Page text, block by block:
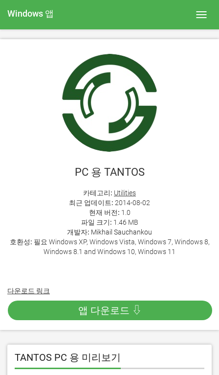
Windows 앱
PC 용 TANTOS
카테고리: Utilities
최근 업데이트: 2014-08-02
현재 버전: 1.0
파일 크기: 1.46 MB
개발자: Mikhail Sauchankou
호환성: 필요 Windows XP, Windows Vista, Windows 7, Windows 8,
Windows 8.1 and Windows 10, Windows 11
다운로드 링크
앱 다운로드 ⇩
TANTOS PC 용 미리보기